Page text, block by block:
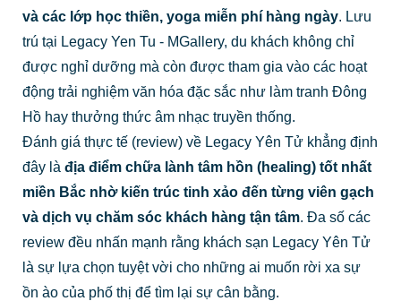
và các lớp học thiền, yoga miễn phí hàng ngày. Lưu
trú tại Legacy Yen Tu - MGallery, du khách không chỉ
được nghỉ dưỡng mà còn được tham gia vào các hoạt
động trải nghiệm văn hóa đặc sắc như làm tranh Đông
Hồ hay thưởng thức âm nhạc truyền thống.
Đánh giá thực tế (review) về Legacy Yên Tử khẳng định
đây là địa điểm chữa lành tâm hồn (healing) tốt nhất
miền Bắc nhờ kiến trúc tinh xảo đến từng viên gạch
và dịch vụ chăm sóc khách hàng tận tâm. Đa số các
review đều nhấn mạnh rằng khách sạn Legacy Yên Tử
là sự lựa chọn tuyệt vời cho những ai muốn rời xa sự
ồn ào của phố thị để tìm lại sự cân bằng.